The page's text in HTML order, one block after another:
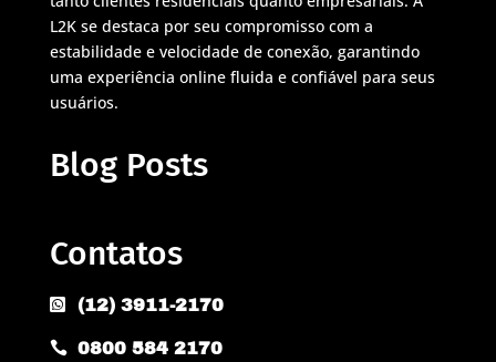
L2K se destaca por seu compromisso com a
estabilidade e velocidade de conexão, garantindo
uma experiência online fluida e confiável para seus
usuários.
Blog Posts
Contatos
 (12) 3911-2170
 0800 584 2170